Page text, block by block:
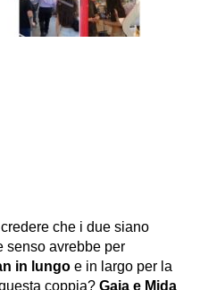
che i due siano
senso avrebbe per
in lungo e in largo per la
coppia? Gaia e Mida